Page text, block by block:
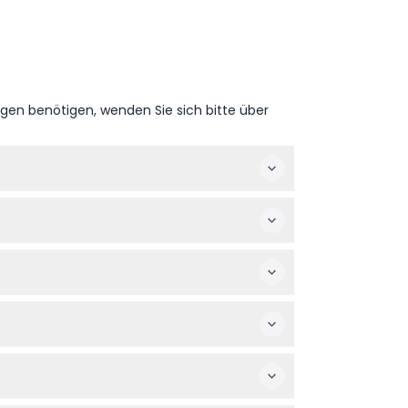
benötigen, wenden Sie sich bitte über